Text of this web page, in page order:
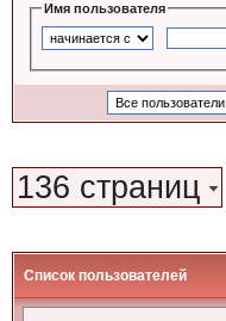
Имя пользователя
136 страниц
Список пользователей